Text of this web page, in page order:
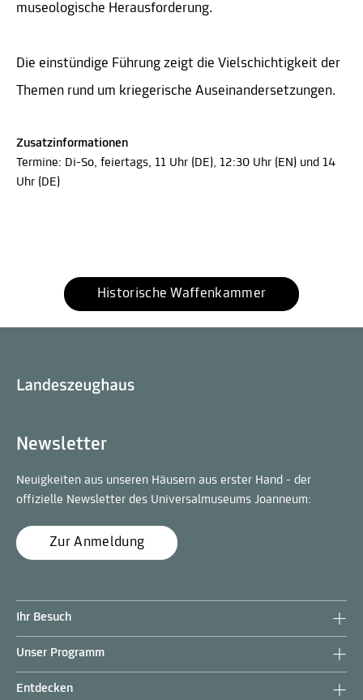
museologische Herausforderung.
Die einstündige Führung zeigt die Vielschichtigkeit der
Themen rund um kriegerische Auseinandersetzungen.
Zusatzinformationen
Termine: Di-So, feiertags, 11 Uhr (DE), 12:30 Uhr (EN) und 14
Uhr (DE)
Historische Waffenkammer
Newsletter
Neuigkeiten aus unseren Häusern aus erster Hand - der
offizielle Newsletter des Universalmuseums Joanneum:
Zur Anmeldung
Ihr Besuch
Unser Programm
Entdecken